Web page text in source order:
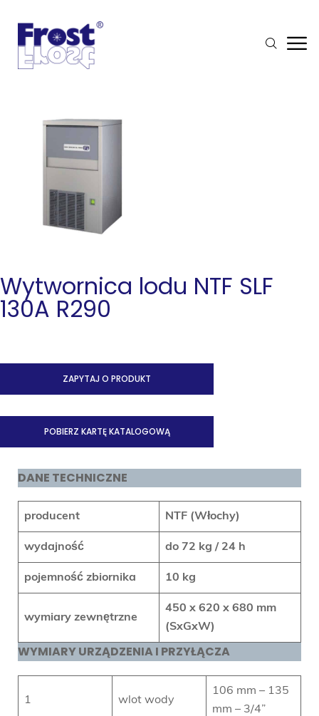
Wytwornica lodu NTF SLF
130A R290
ZAPYTAJ O PRODUKT
POBIERZ KARTĘ KATALOGOWĄ
DANE TECHNICZNE
producent NTF (Włochy)
wydajność do 72 kg / 24 h
pojemność zbiornika 10 kg
wymiary zewnętrzne
450 x 620 x 680 mm
(SxGxW)
WYMIARY URZĄDZENIA I PRZYŁĄCZA
1 wlot wody
106 mm – 135
mm – 3/4”